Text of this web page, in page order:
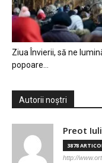
Ziua Învierii, să ne
popoare…
Autorii noștri
Preot
3878
http://